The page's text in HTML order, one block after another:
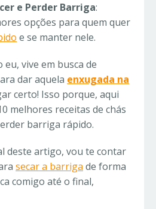
e Perder Barriga:
opções para quem quer
e se manter nele.
eu, vive em busca de
dar aquela enxugada na
certo! Isso porque, aqui
melhores receitas de chás
barriga rápido.
deste artigo, vou te contar
secar a barriga de forma
comigo até o final,